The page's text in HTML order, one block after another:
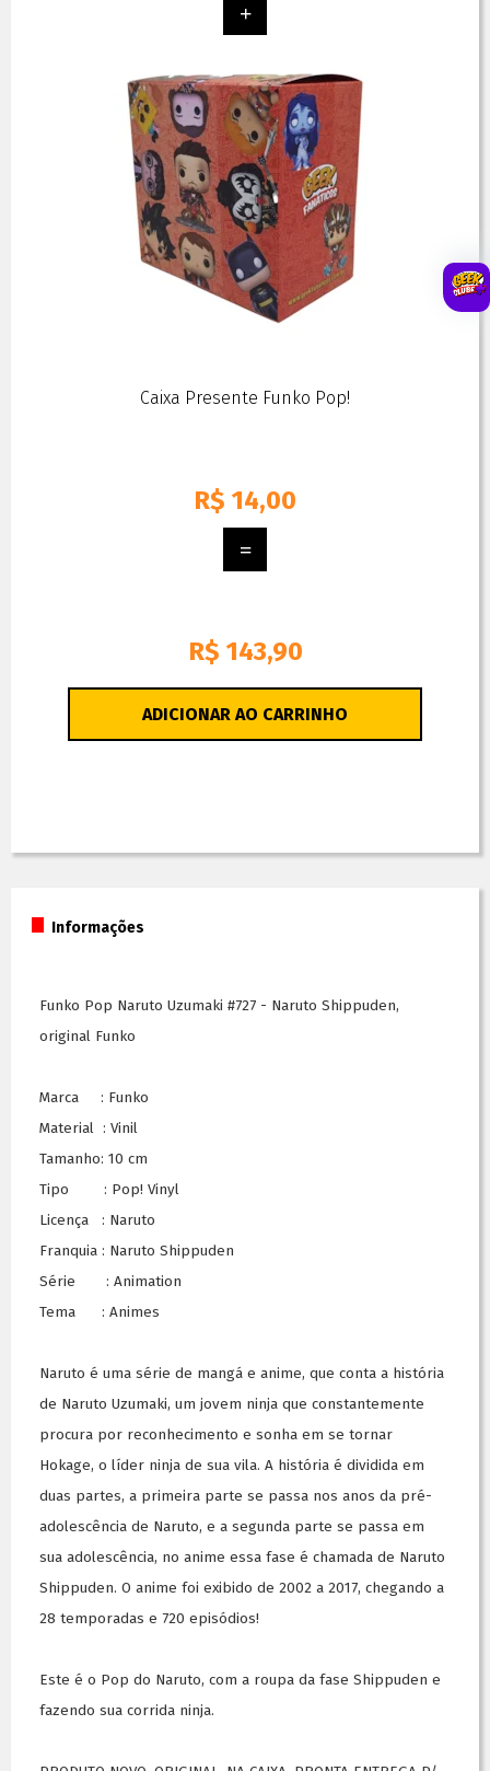
Caixa Presente Funko Pop!
R$ 14,00
R$ 143,90
ADICIONAR AO CARRINHO
Informações
Funko Pop Naruto Uzumaki #727 - Naruto Shippuden,
original Funko
Marca : Funko
Material : Vinil
Tamanho: 10 cm
Tipo : Pop! Vinyl
Licença : Naruto
Franquia : Naruto Shippuden
Série : Animation
Tema : Animes
Naruto é uma série de mangá e anime, que conta a história
de Naruto Uzumaki, um jovem ninja que constantemente
procura por reconhecimento e sonha em se tornar
Hokage, o líder ninja de sua vila. A história é dividida em
duas partes, a primeira parte se passa nos anos da pré-
adolescência de Naruto, e a segunda parte se passa em
sua adolescência, no anime essa fase é chamada de Naruto
Shippuden. O anime foi exibido de 2002 a 2017, chegando a
28 temporadas e 720 episódios!
Este é o Pop do Naruto, com a roupa da fase Shippuden e
fazendo sua corrida ninja.